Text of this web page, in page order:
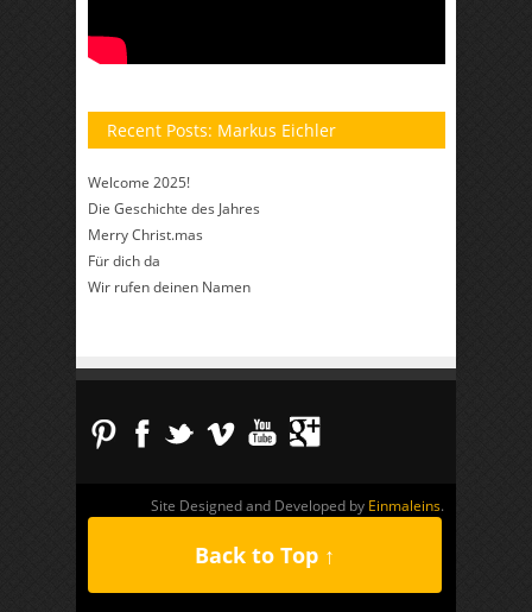
Recent Posts: Markus Eichler
Welcome 2025!
Die Geschichte des Jahres
Merry Christ.mas
Für dich da
Wir rufen deinen Namen
Site Designed and Developed by Einmaleins.
Back to Top ↑